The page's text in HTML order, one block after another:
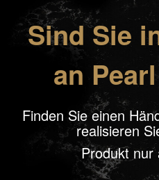
Sind Sie
an
Finden Sie einen
realisieren
Produkt nur